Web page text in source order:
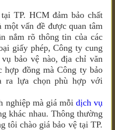
TP. HCM đảm bảo chất
vấn đề được quan tâm
nắm rõ thông tin của các
giấy phép, Công ty cung
bảo vệ nào, địa chỉ văn
hợp đồng mà Công ty bảo
lựa chọn phù hợp với
nghiệp mà giá mỗi dịch vụ
khác nhau. Thông thường
tôi chào giá bảo vệ tại TP.